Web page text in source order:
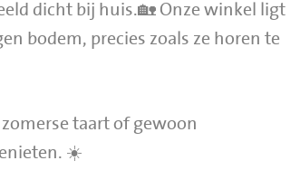
dicht bij huis.🏡 Onze winkel ligt
bodem, precies zoals ze horen te
taart of gewoon
☀️